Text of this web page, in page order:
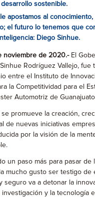
sostenible.
apostamos al conocimiento,
el futuro lo tenemos que
Diego Sinhue.
de 2020.-El
Rodríguez Vallejo,
entre el Instituto de
la Competitividad para el
Automotriz de Guanajuato
promueve la creación,
de nuevas iniciativas
por la visión de la
un paso más para pasar de
mucho gusto ser testigo de
seguro va a detonar la
y la tecnología